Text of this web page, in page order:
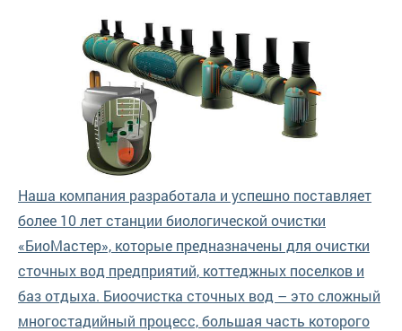
Наша компания разработала и успешно поставляет
более 10 лет станции биологической очистки
«БиоМастер», которые предназначены для очистки
сточных вод предприятий, коттеджных поселков и
баз отдыха. Биоочистка сточных вод – это сложный
многостадийный процесс, большая часть которого